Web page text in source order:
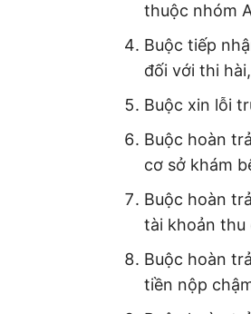
thuộc nhóm
Buộc tiếp
đối với thi
Buộc xin lỗi
Buộc hoàn
cơ sở khám
Buộc hoàn
tài khoản thu
Buộc hoàn
tiền nộp